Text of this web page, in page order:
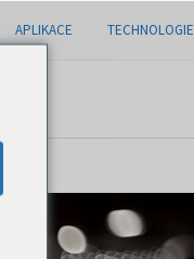
APLIKACE TECHNOLOGIE